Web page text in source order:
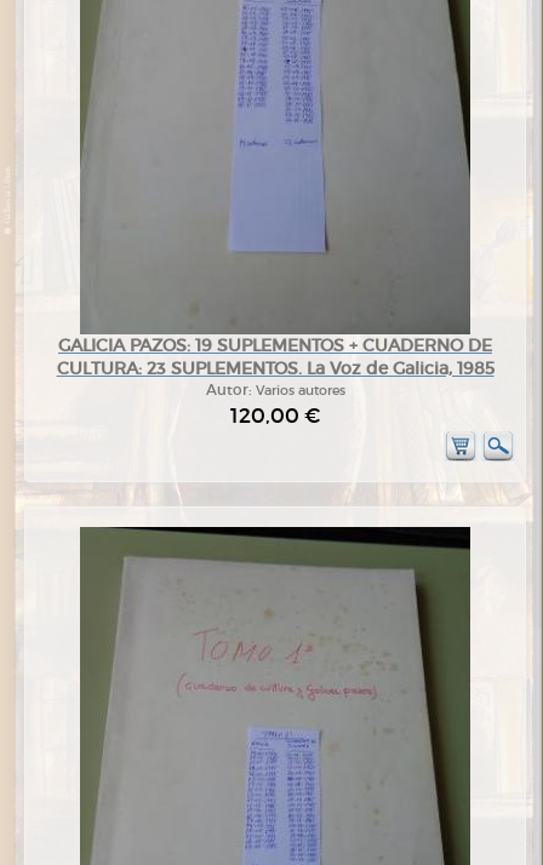
GALICIA PAZOS: 19 SUPLEMENTOS + CUADERNO DE
CULTURA: 23 SUPLEMENTOS. La Voz de Galicia, 1985
Autor: Varios autores
120,00 €